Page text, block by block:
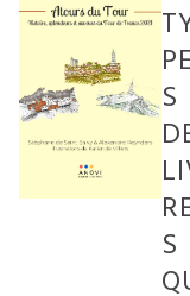
PE
S
S